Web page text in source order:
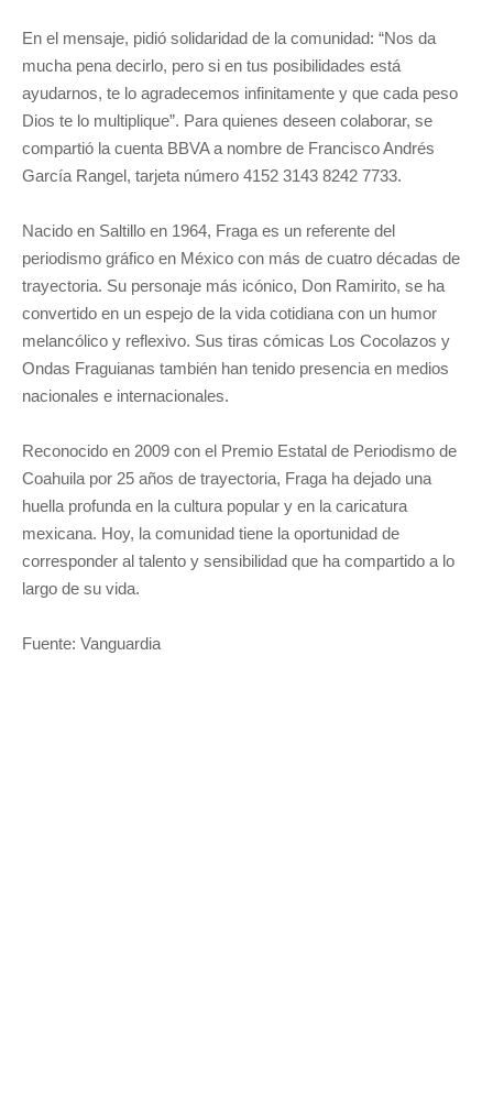
En el mensaje, pidió solidaridad de la comunidad: “Nos da
mucha pena decirlo, pero si en tus posibilidades está
ayudarnos, te lo agradecemos infinitamente y que cada peso
Dios te lo multiplique”. Para quienes deseen colaborar, se
compartió la cuenta BBVA a nombre de Francisco Andrés
García Rangel, tarjeta número 4152 3143 8242 7733.
Nacido en Saltillo en 1964, Fraga es un referente del
periodismo gráfico en México con más de cuatro décadas de
trayectoria. Su personaje más icónico, Don Ramirito, se ha
convertido en un espejo de la vida cotidiana con un humor
melancólico y reflexivo. Sus tiras cómicas Los Cocolazos y
Ondas Fraguianas también han tenido presencia en medios
nacionales e internacionales.
Reconocido en 2009 con el Premio Estatal de Periodismo de
Coahuila por 25 años de trayectoria, Fraga ha dejado una
huella profunda en la cultura popular y en la caricatura
mexicana. Hoy, la comunidad tiene la oportunidad de
corresponder al talento y sensibilidad que ha compartido a lo
largo de su vida.
Fuente: Vanguardia